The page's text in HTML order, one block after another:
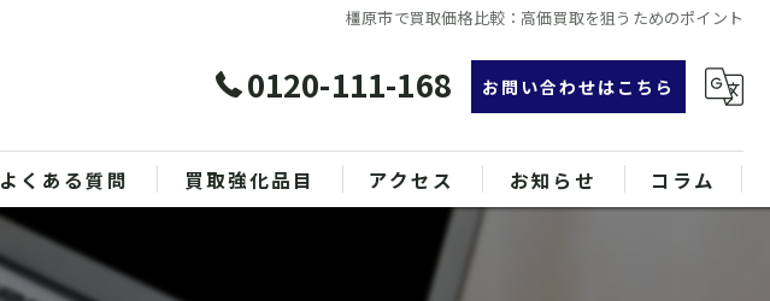
橿原市で買取価格比較：高価買取を狙うためのポイント
0120-111-168 お問い合わせはこちら
よくある質問 買取強化品目 アクセス お知らせ コラム